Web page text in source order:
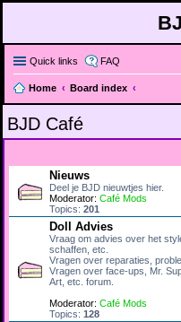
Quick links FAQ
Home
Board index
BJD Café
Nieuws
Deel je BJD nieuwtjes hier.
Moderator: Café Mods
Topics: 201
Doll Advies
Vraag om advies over het
schaffen, etc.
Vragen over reparaties,
Vragen over face-ups, Mr.
Art, etc. forum.
Moderator: Café Mods
Topics: 128